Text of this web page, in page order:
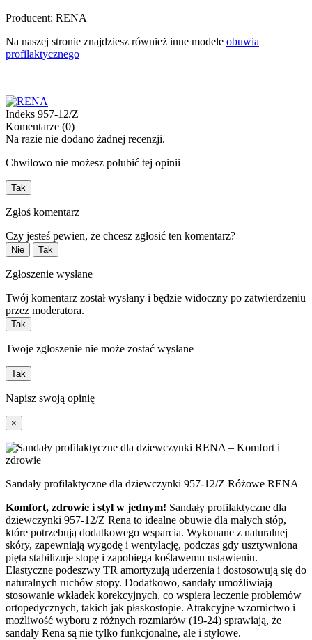
Producent: RENA
Na naszej stronie znajdziesz również inne modele obuwia
profilaktycznego
Indeks 957-12/Z
Komentarze (0)
Na razie nie dodano żadnej recenzji.
Chwilowo nie możesz polubić tej opinii
Tak
Zgłoś komentarz
Czy jesteś pewien, że chcesz zgłosić ten komentarz?
Nie Tak
Zgłoszenie wysłane
Twój komentarz został wysłany i będzie widoczny po zatwierdzeniu
przez moderatora.
Tak
Twoje zgłoszenie nie może zostać wysłane
Tak
Napisz swoją opinię
×
Sandały profilaktyczne dla dziewczynki 957-12/Z Różowe RENA
Komfort, zdrowie i styl w jednym! Sandały profilaktyczne dla
dziewczynki 957-12/Z Rena to idealne obuwie dla małych stóp,
które potrzebują dodatkowego wsparcia. Wykonane z naturalnej
skóry, zapewniają wygodę i wentylację, podczas gdy usztywniona
pięta stabilizuje stopę i zapobiega koślawemu ustawieniu.
Elastyczne podeszwy TR amortyzują uderzenia i dostosowują się do
naturalnych ruchów stopy. Dodatkowo, sandały umożliwiają
stosowanie wkładek korekcyjnych, co wspiera leczenie problemów
ortopedycznych, takich jak płaskostopie. Atrakcyjne wzornictwo i
możliwość wyboru z różnych rozmiarów (19-24) sprawiają, że
sandały Rena są nie tylko funkcjonalne, ale i stylowe.